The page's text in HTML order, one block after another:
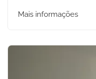
Mais informações